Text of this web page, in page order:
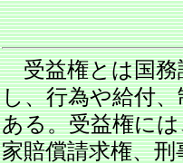
受益権とは国務
し、行為や給付
ある。受益権に
家賠償請求権、